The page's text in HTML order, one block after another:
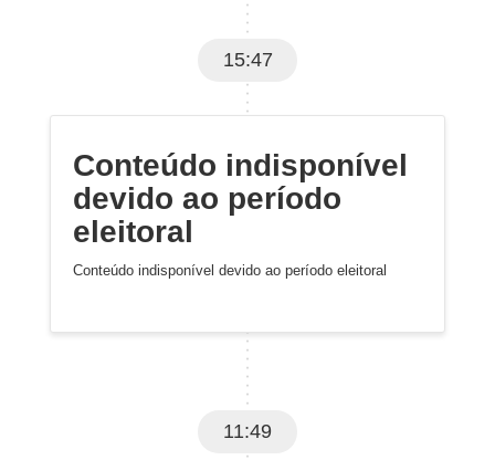
15:47
Conteúdo indisponível
devido ao período
eleitoral
Conteúdo indisponível devido ao período eleitoral
11:49